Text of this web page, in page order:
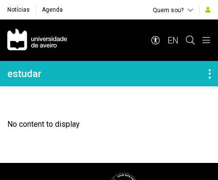
Notícias Agenda Quem sou?
Navegação Principal
EN
Navegação Lateral
estudar
No content to display